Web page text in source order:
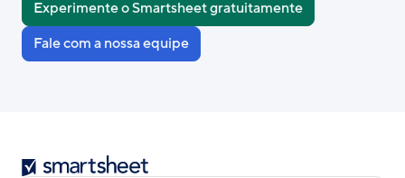
Experimente o Smartsheet gratuitamente
Fale com a nossa equipe
Smartsheet